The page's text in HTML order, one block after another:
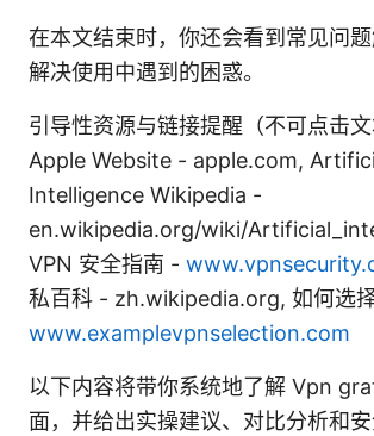
在本文结束时，你还会看到常见问
解决使用中遇到的困惑。
引导性资源与链接提醒（不可点击文
Apple Website - apple.com,
Intelligence Wikipedia -
en.wikipedia.org/wiki/
VPN 安全指南 -
私百科 - zh.wikipedia.org, 如何选
www.examplevpnselection.com
以下内容将带你系统地了解 Vpn
面，并给出实操建议、对比分析和安